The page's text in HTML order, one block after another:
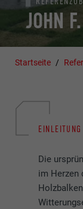
JOHN
Startseite
EINLEITUNG
Die
im Herzen